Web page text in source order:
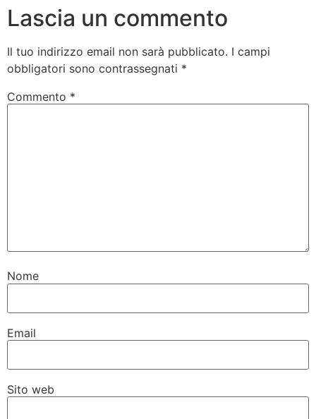
Lascia un commento
Il tuo indirizzo email non sarà pubblicato. I campi
obbligatori sono contrassegnati *
Commento *
Nome
Email
Sito web